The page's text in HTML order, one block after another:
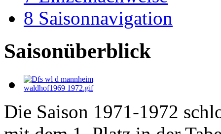
8 Saisonnavigation
Saisonüberblick
Die Saison 1971-1972